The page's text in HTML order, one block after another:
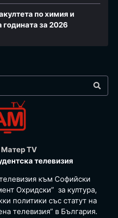
по химия и
за 2026
TV
телевизия
към Софийски
Охридски” за култура,
политики със статут на
телевизия” в България.